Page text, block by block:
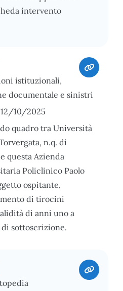
intervento
istituzionali,
documentale e sinistri
12/10/2025
quadro tra Università
n.q. di
questa Azienda
Policlinico Paolo
ospitante,
di tirocini
di anni uno a
sottoscrizione.